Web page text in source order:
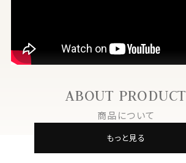
ABOUT PRODUCT
商品について
もっと見る